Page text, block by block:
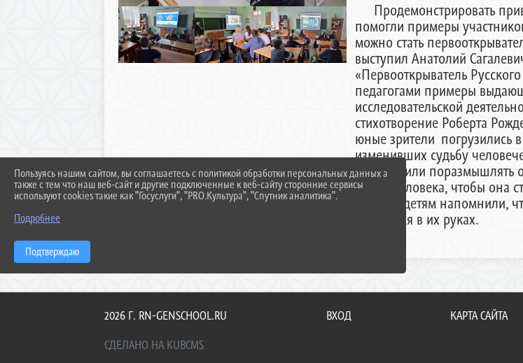
Продемонстрировать
помогли примеры
можно стать
выступил Анатолий
«Первооткрыватель
педагогами примеры
исследовательской
стихотворение Роберта
юные зрители погрузились
изменивших судьбу
предложили поразмышлять
жизнь человека, чтобы она
занятий детям
находится в их руках.
2026 Г. RN-GENSCHOOL.RU ВХОД КАРТА САЙТА
СДЕЛАНО НА KUBCMS
Пользуясь нашим сайтом, вы соглашаетесь с политикой обработки персональных данных а
также с тем что наш веб-сайт и другие подключенные к веб-сайту сторонние сервисы
используют cookies такие как "Госуслуги", "PRO.Культура", "Спутник аналитика".
Подробнее
Подтверждаю